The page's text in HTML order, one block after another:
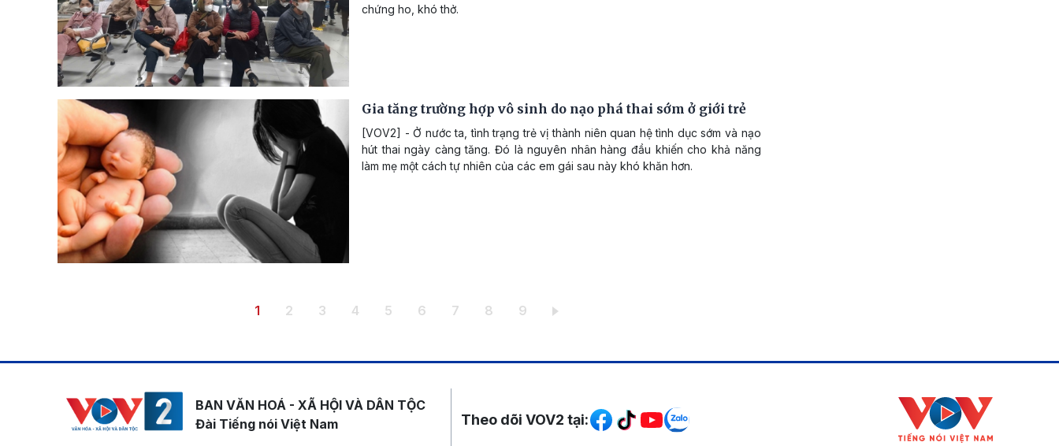
chứng ho, khó thở.
Gia tăng trường hợp vô sinh do nạo phá thai sớm ở giới trẻ
[VOV2] - Ở nước ta, tình trạng trẻ vị thành niên quan hệ tình dục sớm và nạo
hút thai ngày càng tăng. Đó là nguyên nhân hàng đầu khiến cho khả năng
làm mẹ một cách tự nhiên của các em gái sau này khó khăn hơn.
Trang hiện thời
1 Trang
2 Trang
3 Trang
4 Trang
5 Trang
6 Trang
7 Trang
8 Trang
9
BAN VĂN HOÁ - XÃ HỘI VÀ DÂN TỘC
Đài Tiếng nói Việt Nam
Mạng xã hội
Theo dõi VOV2 tại: